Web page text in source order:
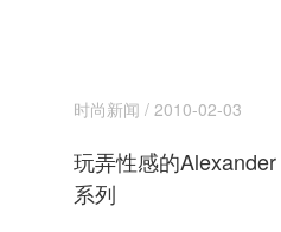
时尚新闻 / 2010-02-03
玩弄性感的
系列